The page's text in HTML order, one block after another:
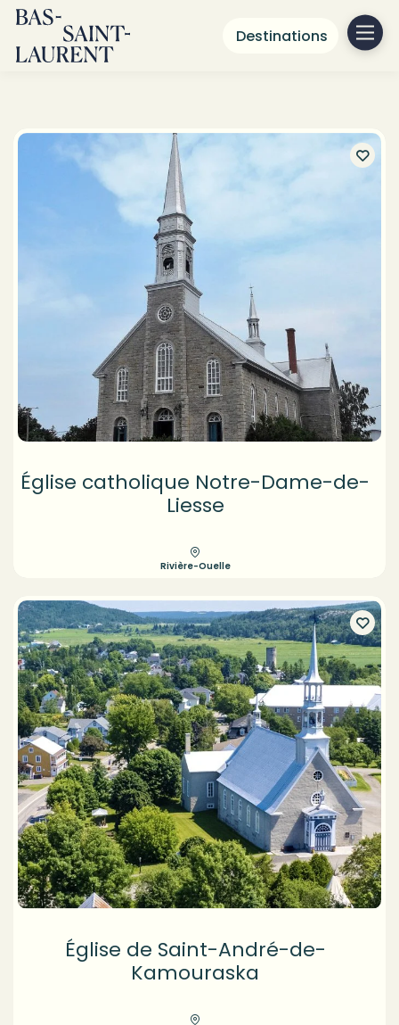
Destinations
Tourisme religieux au
Église catholique Notre-Dame-de-
Liesse
Rivière-Ouelle
Église de Saint-André-de-
Kamouraska